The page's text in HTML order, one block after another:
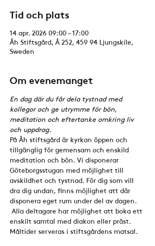
Tid och plats
14 apr. 2026 09:00 – 17:00
Åh Stiftsgård, Å 252, 459 94 Ljungskile,
Sweden
Om evenemanget
En dag där du får dela tystnad med
kollegor och ge utrymme för bön,
meditation och eftertanke omkring liv
och uppdrag.
På Åh stiftsgård är kyrkan öppen och
tillgänglig för gemensam och enskild
meditation och bön. Vi disponerar
Göteborgsstugan med möjlighet till
avskildhet och tystnad. För dig som vill
dra dig undan, finns möjlighet att där
disponera eget rum under del av dagen.
Alla deltagare har möjlighet att boka ett
enskilt samtal med diakon eller präst.
Måltider serveras i stiftsgårdens matsal.